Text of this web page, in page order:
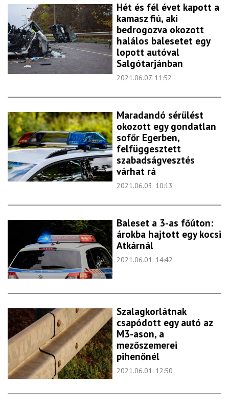
Hét és fél évet kapott a
kamasz fiú, aki
bedrogozva okozott
halálos balesetet egy
lopott autóval
Salgótarjánban
2021.06.07. 11:52
Maradandó sérülést
okozott egy gondatlan
sofőr Egerben,
felfüggesztett
szabadságvesztés
várhat rá
2021.06.03. 10:13
Baleset a 3-as főúton:
árokba hajtott egy kocsi
Atkárnál
2021.06.01. 14:42
Szalagkorlátnak
csapódott egy autó az
M3-ason, a
mezőszemerei
pihenőnél
2021.06.01. 12:50